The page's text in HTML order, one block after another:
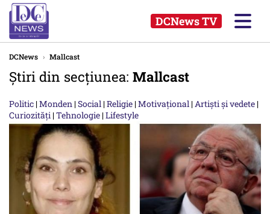
DCNews TV
DCNews › Mallcast
Știri din secțiunea: Mallcast
Politic |Monden |Social |Religie |Motivațional |Artiști și vedete |
Curiozități |Tehnologie |Lifestyle